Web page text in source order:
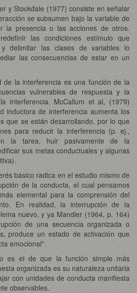
y Stockdale (1977) consiste en señalar
se subsumen bajo la variable de
la presencia o las acciones de otros.
las condiciones estímulo que
y delimitar las clases de variables lo
las consecuencias de estar en un
de la interferencia es una función de la
vulnerables de respuesta y la
interferencia. McCallum et al, (1979)
inductora de interferencia aumenta los
que se están desarrollando, por lo que
para reducir la interferencia (p. ej.,
la tarea, huir pasivamente de la
sus metas conductuales y algunas
básico radica en el estudio mismo de
de la conducta, el cual pensamos
elemental para la comprensión del
En realidad, la interrupción de la
nuevo, y ya Mandler (1964, p. 164)
de una secuencia organizada o
produce un estado de activación que
emocional".
es el de que la función simple más
organizada es su naturaleza unitaria
con unidades de conducta manifiesta
observables.